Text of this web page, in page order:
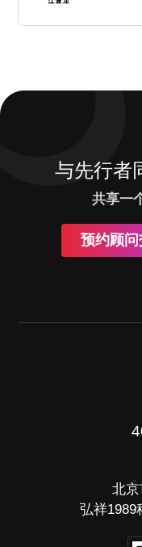
与先行者
共享一
预约顾问
北
弘祥1989